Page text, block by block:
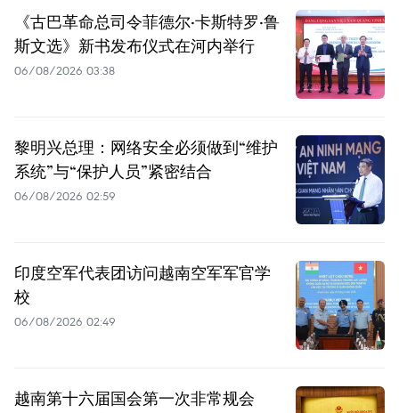
《古巴革命总司令菲德尔·卡斯特罗·鲁
斯文选》新书发布仪式在河内举行
06/08/2026 03:38
黎明兴总理：网络安全必须做到“维护
系统”与“保护人员”紧密结合
06/08/2026 02:59
印度空军代表团访问越南空军军官学
校
06/08/2026 02:49
越南第十六届国会第一次非常规会